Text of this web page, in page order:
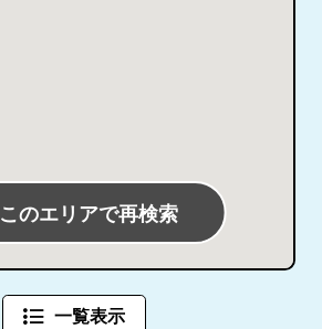
このエリアで再検索
一覧表示